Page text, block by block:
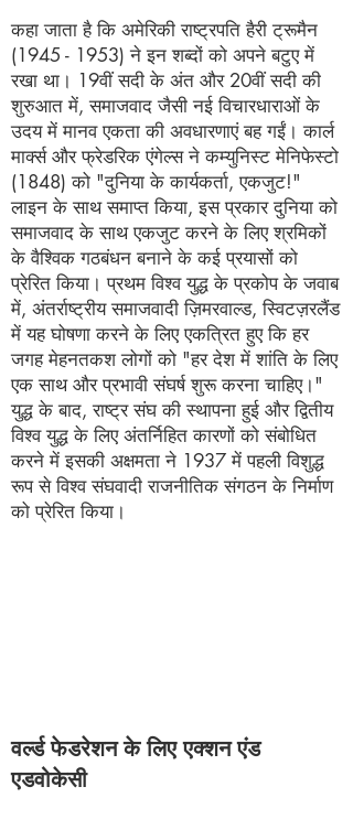
कहा जाता है कि अमेरिकी राष्ट्रपति हैरी ट्रूमैन
(1945 - 1953) ने इन शब्दों को अपने बटुए में
रखा था। 19वीं सदी के अंत और 20वीं सदी की
शुरुआत में, समाजवाद जैसी नई विचारधाराओं के
उदय में मानव एकता की अवधारणाएं बह गईं। कार्ल
मार्क्स और फ्रेडरिक एंगेल्स ने कम्युनिस्ट मेनिफेस्टो
(1848) को "दुनिया के कार्यकर्ता, एकजुट!"
लाइन के साथ समाप्त किया, इस प्रकार दुनिया को
समाजवाद के साथ एकजुट करने के लिए श्रमिकों
के वैश्विक गठबंधन बनाने के कई प्रयासों को
प्रेरित किया। प्रथम विश्व युद्ध के प्रकोप के जवाब
में, अंतर्राष्ट्रीय समाजवादी ज़िमरवाल्ड, स्विटज़रलैंड
में यह घोषणा करने के लिए एकत्रित हुए कि हर
जगह मेहनतकश लोगों को "हर देश में शांति के लिए
एक साथ और प्रभावी संघर्ष शुरू करना चाहिए।"
युद्ध के बाद, राष्ट्र संघ की स्थापना हुई और द्वितीय
विश्व युद्ध के लिए अंतर्निहित कारणों को संबोधित
करने में इसकी अक्षमता ने 1937 में पहली विशुद्ध
रूप से विश्व संघवादी राजनीतिक संगठन के निर्माण
को प्रेरित किया।
वर्ल्ड फेडरेशन के लिए एक्शन एंड
एडवोकेसी